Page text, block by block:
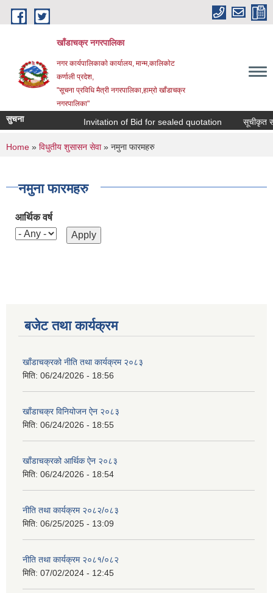
Skip to main content
खाँडाचक्र नगरपालिका
नगर कार्यपालिकाकाे कार्यालय, मान्म,कालिकाेट
क‍र्णाली प्रदेश,
"सूचना प्रविधि मैत्री नगरपालिका,हाम्राे खाँडाचक्र
नगरपालिका"
सुचना Invitation of Bid for sealed quotation सूचीकृत
You are here
Home » विधुतीय शुसासन सेवा» नमुना फारमहरु
नमुना फारमहरु
आर्थिक वर्ष
बजेट तथा कार्यक्रम
खाँडाचक्रको नीति तथा कार्यक्रम २०८३
मिति: 06/24/2026 - 18:56
खाँडाचक्र विनियोजन ऐन २०८३
मिति: 06/24/2026 - 18:55
खाँडाचक्रको आर्थिक ऐन २०८३
मिति: 06/24/2026 - 18:54
नीति तथा कार्यक्रम २०८२/०८३
मिति: 06/25/2025 - 13:09
नीति तथा कार्यक्रम २०८१/०८२
मिति: 07/02/2024 - 12:45